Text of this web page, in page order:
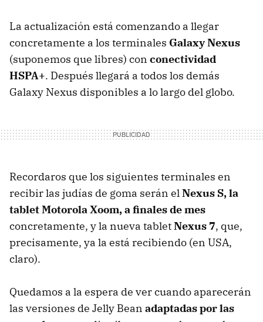
La actualización está comenzando a llegar
concretamente a los terminales Galaxy Nexus
(suponemos que libres) con conectividad
HSPA+. Después llegará a todos los demás
Galaxy Nexus disponibles a lo largo del globo.
Recordaros que los siguientes terminales en
recibir las judías de goma serán elNexus S, la
tablet Motorola Xoom, a finales de mes
concretamente, y la nueva tabletNexus 7, que,
precisamente, ya la está recibiendo (en USA,
claro).
Quedamos a la espera de ver cuando aparecerán
las versiones de Jelly Bean adaptadas por las